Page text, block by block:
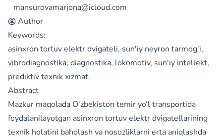
mansurovamarjona@icloud.com
Author
Keywords:
asinxron tortuv elektr dvigateli, sun'iy neyron tarmog'i,
vibrodiagnostika, diagnostika, lokomotiv, sun'iy intellekt,
prediktiv texnik xizmat.
Abstract
Mazkur maqolada O‘zbekiston temir yo‘l transportida
foydalanilayotgan asinxron tortuv elektr dvigatellarining
texnik holatini baholash va nosozliklarni erta aniqlashda